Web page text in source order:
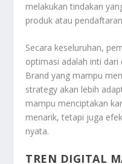
melakukan tindakan
produk atau
Secara keseluruhan,
optimasi adalah inti dari
Brand yang mampu
strategy akan lebih
mampu menciptakan
menarik, tetapi juga
nyata.
TREN DIGITAL